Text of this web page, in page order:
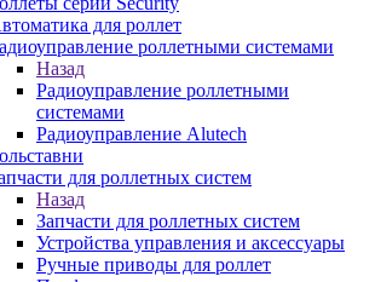
для роллет
роллетными системами
Назад
Радиоуправление роллетными
системами
Радиоуправление Alutech
для роллетных систем
Назад
Запчасти для роллетных систем
Устройства управления и аксессуары
Ручные приводы для роллет